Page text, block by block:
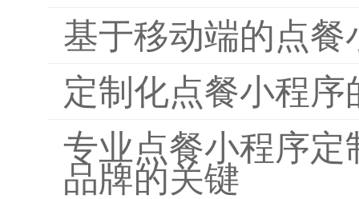
基于移动端的点餐
定制化点餐小程
专业点餐小程序
品牌的关键